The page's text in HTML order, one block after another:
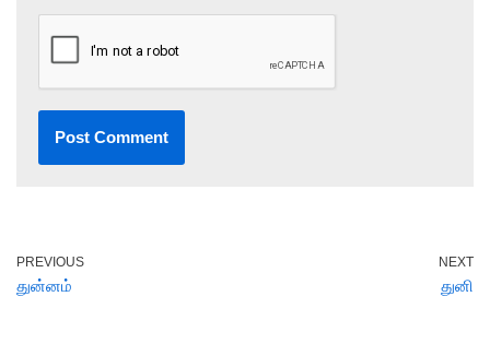
PREVIOUS
துன்னம்
NEXT
துனி